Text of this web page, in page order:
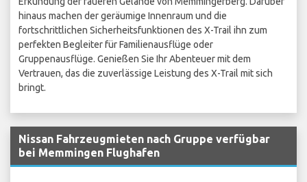
hinaus machen der geräumige Innenraum und die
fortschrittlichen Sicherheitsfunktionen des X-Trail ihn zum
perfekten Begleiter für Familienausflüge oder
Gruppenausflüge. Genießen Sie Ihr Abenteuer mit dem
Vertrauen, das die zuverlässige Leistung des X-Trail mit sich
bringt.
Nissan Fahrzeugmieten nach Gruppe verfügbar
bei Memmingen Flughafen